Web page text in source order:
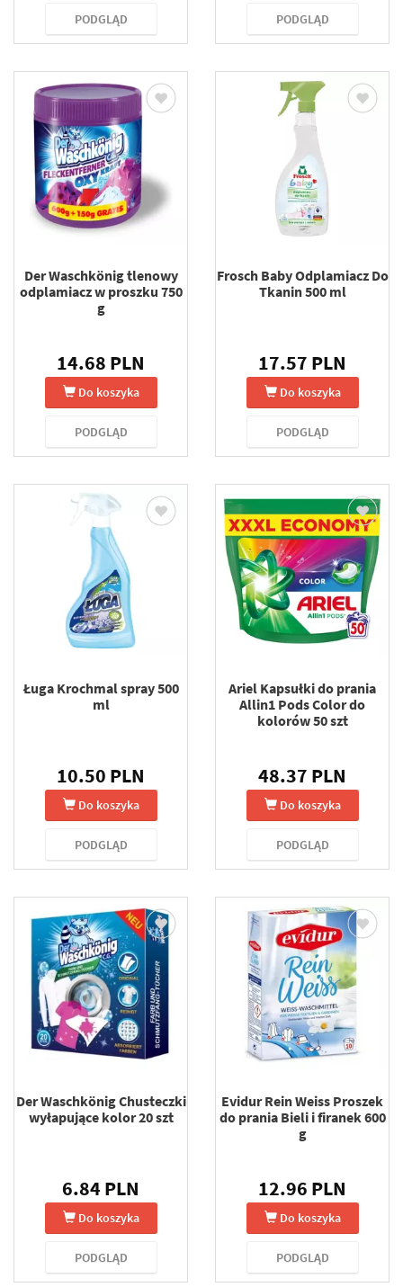
PODGLĄD PODGLĄD
Der Waschkönig tlenowy
odplamiacz w proszku 750
g
14.68 PLN
Do koszyka
PODGLĄD
Frosch Baby Odplamiacz Do
Tkanin 500 ml
17.57 PLN
Do koszyka
PODGLĄD
Ługa Krochmal spray 500
ml
10.50 PLN
Do koszyka
PODGLĄD
Ariel Kapsułki do prania
Allin1 Pods Color do
kolorów 50 szt
48.37 PLN
Do koszyka
PODGLĄD
Der Waschkönig Chusteczki
wyłapujące kolor 20 szt
6.84 PLN
Do koszyka
PODGLĄD
Evidur Rein Weiss Proszek
do prania Bieli i firanek 600
g
12.96 PLN
Do koszyka
PODGLĄD